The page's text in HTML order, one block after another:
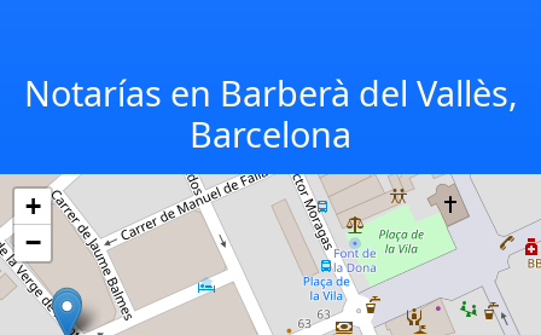
Notarías en Barberà del Vallès,
Barcelona
+
−